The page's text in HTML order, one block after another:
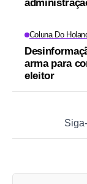
Coluna Do
arma para
eleitor